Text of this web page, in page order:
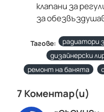
клапани за
за
Тагове: радиатори
дизайнерски
ремонт на банята
7 Коментар(и)